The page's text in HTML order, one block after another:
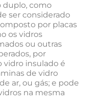
duplo, como
ser considerado
por placas
os vidros
ou outras
por
vidro insulado é
de vidro
ar, ou gás; e pode
na mesma